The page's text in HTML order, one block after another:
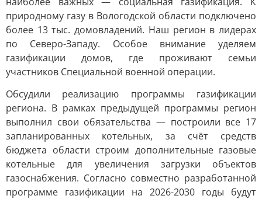
природному газу в Вологодской области подключено
более 13 тыс. домовладений. Наш регион в лидерах
по Северо-Западу. Особое внимание уделяем
газификации домов, где проживают семьи
участников Специальной военной операции.
Обсудили реализацию программы газификации
региона. В рамках предыдущей программы регион
выполнил свои обязательства — построили все 17
запланированных котельных, за счёт средств
бюджета области строим дополнительные газовые
котельные для увеличения загрузки объектов
газоснабжения. Согласно совместно разработанной
программе газификации на 2026-2030 годы будут